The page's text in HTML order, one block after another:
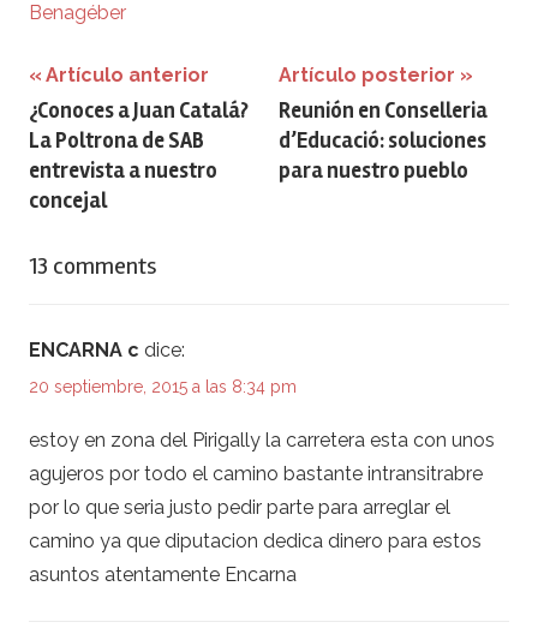
Benagéber
Navegación
de
entradas
Artículo anterior
¿Conoces a Juan Catalá?
La Poltrona de SAB
entrevista a nuestro
concejal
Artículo posterior
Reunión en Conselleria
d’Educació: soluciones
para nuestro pueblo
13 comments
ENCARNA c dice:
20 septiembre, 2015 a las 8:34 pm
estoy en zona del Pirigally la carretera esta con unos
agujeros por todo el camino bastante intransitrabre
por lo que seria justo pedir parte para arreglar el
camino ya que diputacion dedica dinero para estos
asuntos atentamente Encarna